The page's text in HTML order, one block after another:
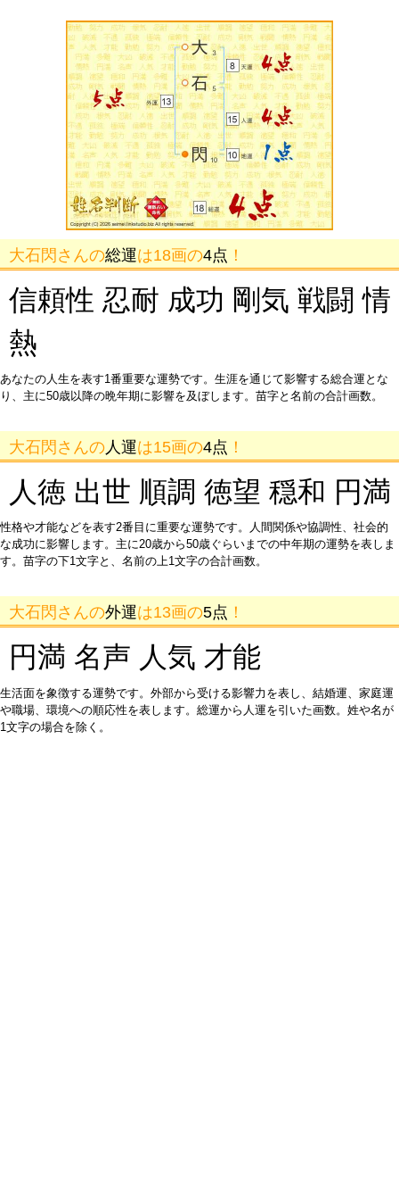
大石閃さんの総運は18画の4点 ！
信頼性 忍耐 成功 剛気 戦闘 情
熱
あなたの人生を表す1番重要な運勢です。生涯を通じて影響する総合運とな
り、主に50歳以降の晩年期に影響を及ぼします。苗字と名前の合計画数。
大石閃さんの 人運は15画の4点 ！
人徳 出世 順調 徳望 穏和 円満
性格や才能などを表す2番目に重要な運勢です。人間関係や協調性、社会的
な成功に影響します。主に20歳から50歳ぐらいまでの中年期の運勢を表しま
す。苗字の下1文字と、名前の上1文字の合計画数。
大石閃さんの外運は13画の5点 ！
円満 名声 人気 才能
生活面を象徴する運勢です。外部から受ける影響力を表し、結婚運、家庭運
や職場、環境への順応性を表します。総運から人運を引いた画数。姓や名が
1文字の場合を除く。